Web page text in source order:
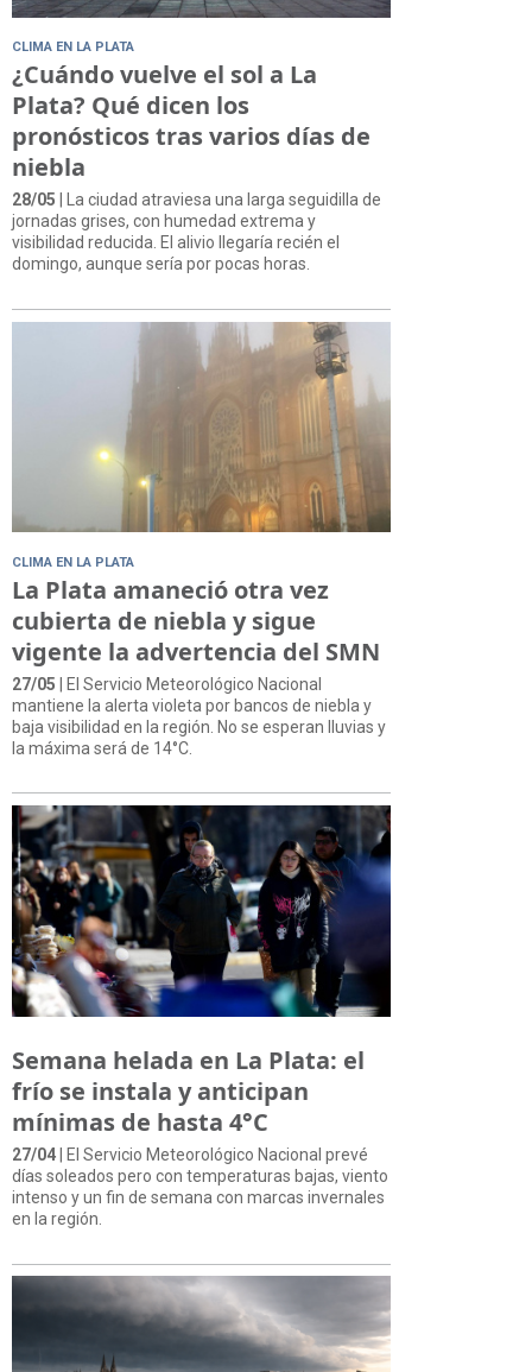
CLIMA EN LA PLATA
¿Cuándo vuelve el sol a La
Plata? Qué dicen los
pronósticos tras varios días de
niebla
28/05 | La ciudad atraviesa una larga seguidilla de
jornadas grises, con humedad extrema y
visibilidad reducida. El alivio llegaría recién el
domingo, aunque sería por pocas horas.
CLIMA EN LA PLATA
La Plata amaneció otra vez
cubierta de niebla y sigue
vigente la advertencia del SMN
27/05 | El Servicio Meteorológico Nacional
mantiene la alerta violeta por bancos de niebla y
baja visibilidad en la región. No se esperan lluvias y
la máxima será de 14°C.
Semana helada en La Plata: el
frío se instala y anticipan
mínimas de hasta 4°C
27/04 | El Servicio Meteorológico Nacional prevé
días soleados pero con temperaturas bajas, viento
intenso y un fin de semana con marcas invernales
en la región.